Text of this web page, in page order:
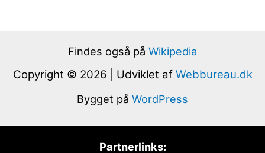
Findes også på Wikipedia
Copyright © 2026 | Udviklet af Webbureau.dk
Bygget på WordPress
Partnerlinks: